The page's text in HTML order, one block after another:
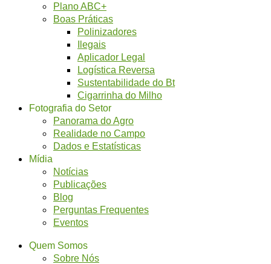
Plano ABC+
Boas Práticas
Polinizadores
Ilegais
Aplicador Legal
Logística Reversa
Sustentabilidade do Bt
Cigarrinha do Milho
Fotografia do Setor
Panorama do Agro
Realidade no Campo
Dados e Estatísticas
Mídia
Notícias
Publicações
Blog
Perguntas Frequentes
Eventos
Quem Somos
Sobre Nós